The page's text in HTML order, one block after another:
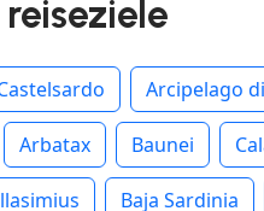
Arcipelago
Arbatax Baunei
Baja Sardinia